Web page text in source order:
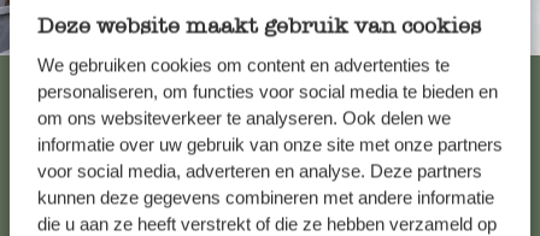
Deze website maakt gebruik van cookies
We gebruiken cookies om content en advertenties te
personaliseren, om functies voor social media te bieden en
om ons websiteverkeer te analyseren. Ook delen we
informatie over uw gebruik van onze site met onze partners
voor social media, adverteren en analyse. Deze partners
kunnen deze gegevens combineren met andere informatie
die u aan ze heeft verstrekt of die ze hebben verzameld op
Toujours à proximité
Voir les 62 magasins
Service clientèle